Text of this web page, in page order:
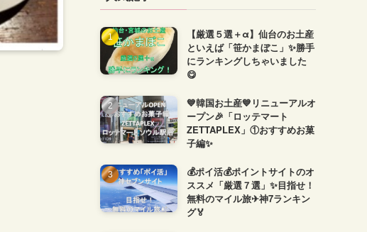
【厳選５選＋α】仙台のお土産
といえば「笹かまぼこ」✨勝手
にランキングしちゃいました
😋
💙韓国お土産💙リニューアルオ
ープン🎉「ロッテマート
ZETTAPLEX」①おすすめお菓
子編✨
💰ポイ活💰ポイントサイトのオ
ススメ「厳選７選」✨目指せ！
無料のマイル旅✈神7ランキン
グ🏅